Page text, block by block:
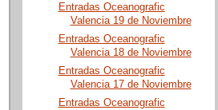
Entradas Oceanografic
Valencia 19 de Noviembre
Entradas Oceanografic
Valencia 18 de Noviembre
Entradas Oceanografic
Valencia 17 de Noviembre
Entradas Oceanografic